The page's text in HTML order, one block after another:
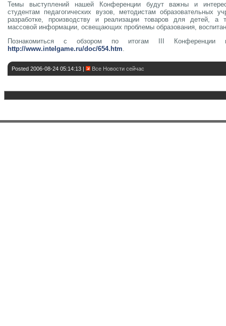
Темы выступлений нашей Конференции будут важны и
студентам педагогических вузов, методистам образовательных
разработке, производству и реализации товаров для детей, а
массовой информации, освещающих проблемы образования,
Познакомиться с обзором по итогам III
http://www.intelgame.ru/doc/654.htm.
Posted 2006-08-24 05:14:13 | Все Новости сейчас